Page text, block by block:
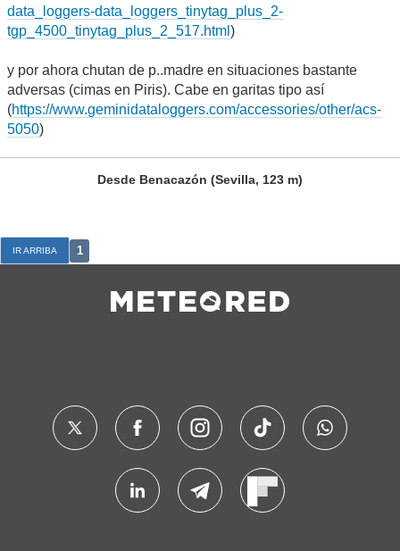
data_loggers-data_loggers_tinytag_plus_2-
tgp_4500_tinytag_plus_2_517.html )
y por ahora chutan de p..madre en situaciones bastante
adversas (cimas en Piris). Cabe en garitas tipo así
(https://www.geminidataloggers.com/accessories/other/acs-
5050)
Desde Benacazón (Sevilla, 123 m)
IR ARRIBA 1